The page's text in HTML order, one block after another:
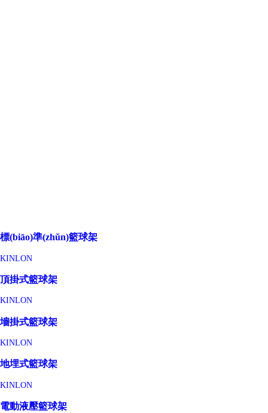
標(biāo)準(zhǔn)籃球架
KINLON
頂掛式籃球架
KINLON
墻掛式籃球架
KINLON
地埋式籃球架
KINLON
電動液壓籃球架